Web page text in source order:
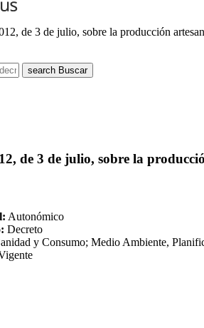
de 3 de julio, sobre la producción
search Buscar
de 3 de julio, sobre la
Autonómico
Decreto
y Consumo; Medio Ambiente,